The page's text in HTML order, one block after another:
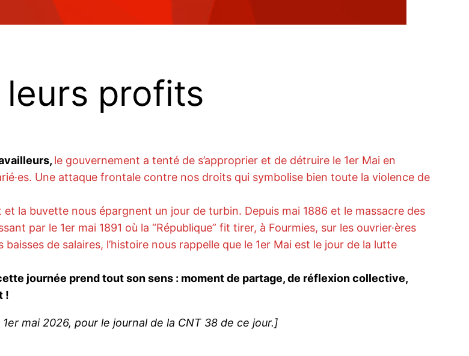
profits
le gouvernement a tenté de s’approprier et de détruire le 1er Mai en
Une attaque frontale contre nos droits qui symbolise bien toute la violence de
la buvette nous épargnent un jour de turbin. Depuis mai 1886 et le massacre des
par le 1er mai 1891 où la “République” fit tirer, à Fourmies, sur les ouvrier·ères
de salaires, l’histoire nous rappelle que le 1er Mai est le jour de la lutte
journée prend tout son sens : moment de partage, de réflexion collective,
!
mai 2026, pour le journal de la CNT 38 de ce jour.]